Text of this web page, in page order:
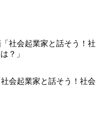
会起業家と話そう！社会